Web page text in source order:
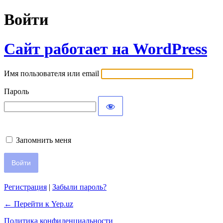
Войти
Сайт работает на WordPress
Имя пользователя или email
Пароль
Запомнить меня
Регистрация | Забыли пароль?
← Перейти к Yep.uz
Политика конфиденциальности